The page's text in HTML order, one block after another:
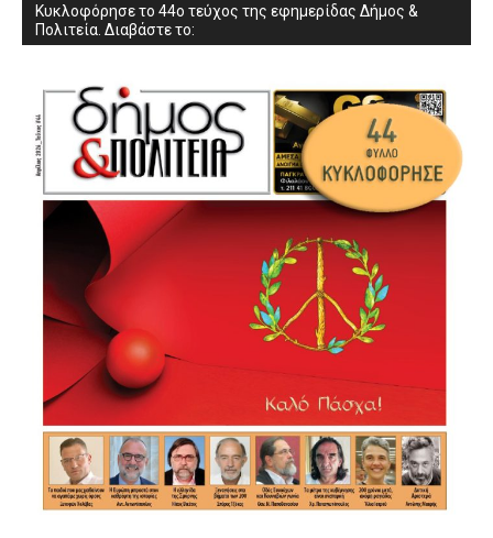
Κυκλοφόρησε το 44ο τεύχος της εφημερίδας Δήμος &
Πολιτεία. Διαβάστε το: